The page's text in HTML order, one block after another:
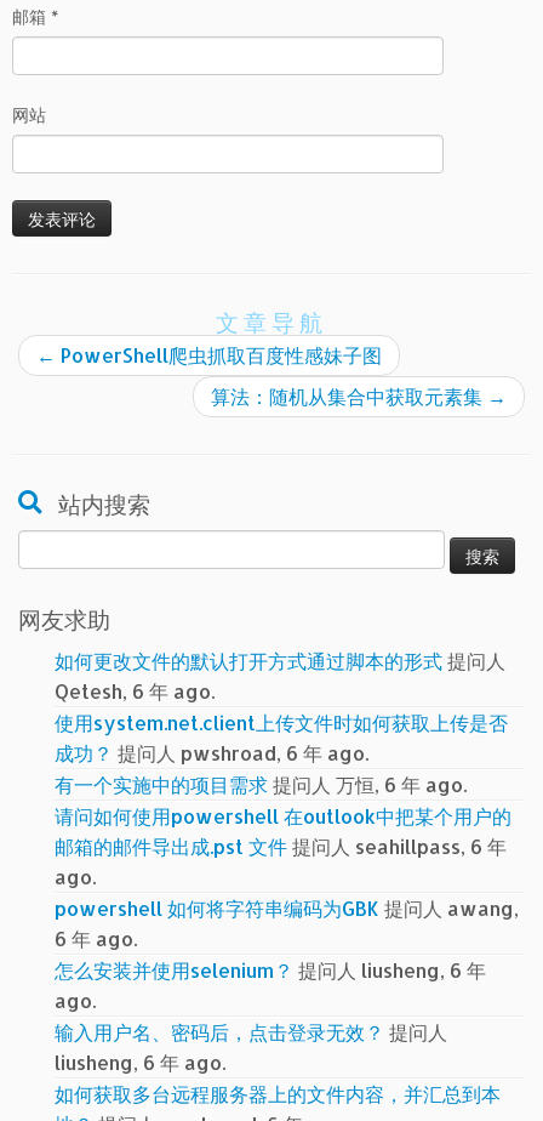
邮箱 *
网站
文章导航
← PowerShell爬虫抓取百度性感妹子图
算法：随机从集合中获取元素集 →
站内搜索
索：
网友求助
如何更改文件的默认打开方式通过脚本的形式提问人
Qetesh, 6 年 ago.
使用system.net.client上传文件时如何获取上传是否
成功？ 提问人 pwshroad, 6 年 ago.
有一个实施中的项目需求提问人 万恒, 6 年 ago.
请问如何使用powershell 在outlook中把某个用户的
邮箱的邮件导出成.pst 文件提问人 seahillpass, 6 年
ago.
powershell 如何将字符串编码为GBK 提问人 awang,
6 年 ago.
怎么安装并使用selenium？ 提问人 liusheng, 6 年
ago.
输入用户名、密码后，点击登录无效？ 提问人
liusheng, 6 年 ago.
如何获取多台远程服务器上的文件内容，并汇总到本